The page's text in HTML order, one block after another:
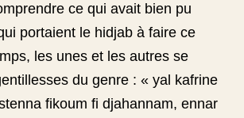
ce qui avait bien pu
portaient le hidjab à faire ce
les unes et les autres se
du genre : « yal kafrine
fikoum fi djahannam, ennar